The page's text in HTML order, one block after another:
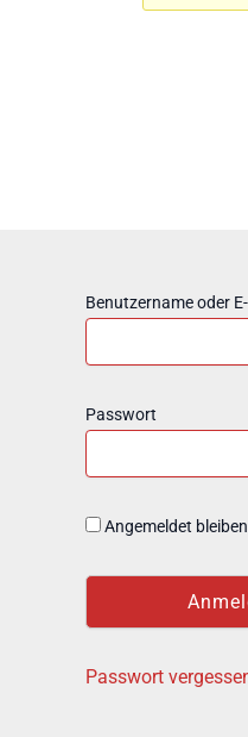
Benutzername oder
Passwort
Angemeldet bleiben
Passwort